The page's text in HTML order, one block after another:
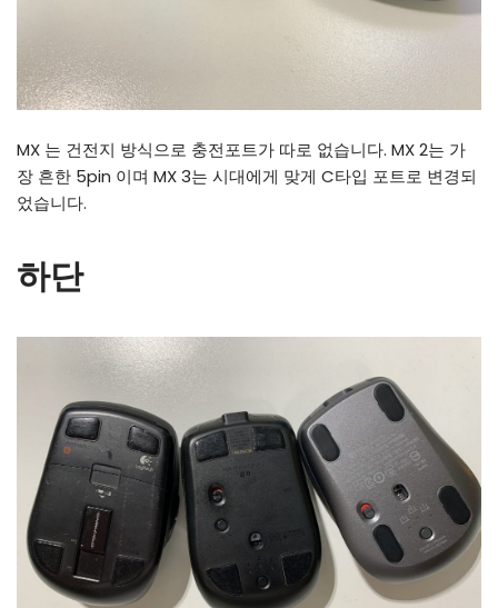
MX 는 건전지 방식으로 충전포트가 따로 없습니다. MX 2는 가
장 흔한 5pin 이며 MX 3는 시대에게 맞게 C타입 포트로 변경되
었습니다.
하단